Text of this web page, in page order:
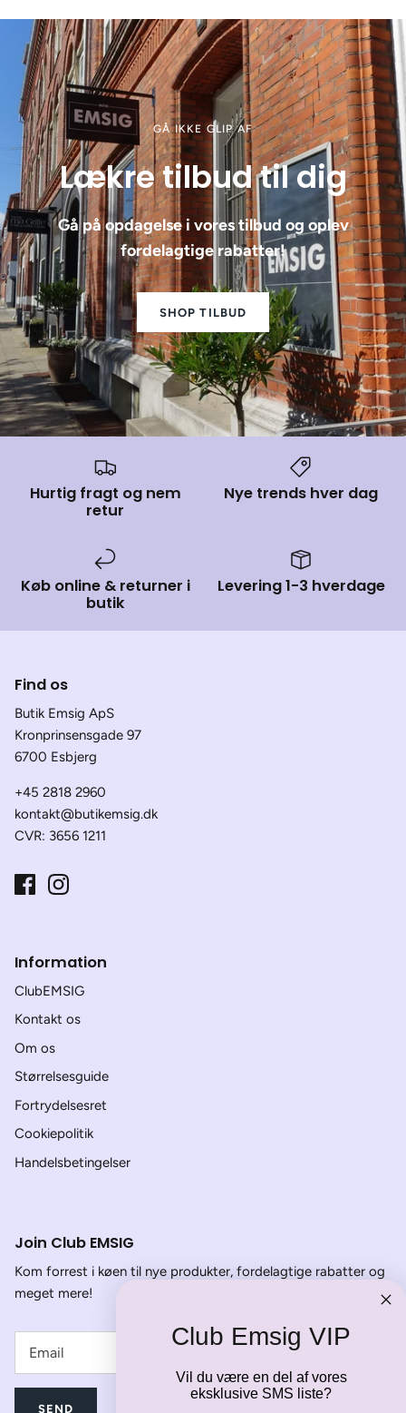
GÅ IKKE GLIP AF
Lækre tilbud til dig
Gå på opdagelse i vores tilbud og oplev
fordelagtige rabatter!
SHOP TILBUD
Hurtig fragt og nem
retur
Nye trends hver dag
Køb online & returner i
butik
Levering 1-3 hverdage
Find os
Butik Emsig ApS
Kronprinsensgade 97
6700 Esbjerg
+45 2818 2960
kontakt@butikemsig.dk
CVR: 3656 1211
Information
ClubEMSIG
Kontakt os
Om os
Størrelsesguide
Fortrydelsesret
Cookiepolitik
Handelsbetingelser
Join Club EMSIG
Kom forrest i køen til nye produkter, fordelagtige rabatter og
meget mere!
SEND
Club Emsig VIP
Vil du være en del af vores
eksklusive SMS liste?